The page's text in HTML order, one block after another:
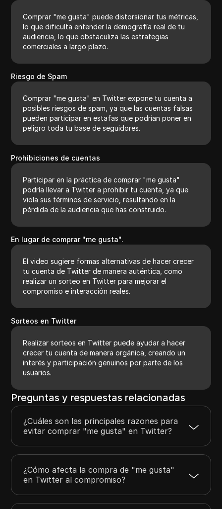
Comprar "me gusta" puede distorsionar tus métricas,
lo que dificulta entender la demografía real de tu
audiencia, lo que obstaculiza las estrategias
comerciales a largo plazo.
Riesgo de Spam
Comprar "me gusta" en Twitter expone tu cuenta a
posibles riesgos de spam, ya que las cuentas falsas
pueden participar en estafas que podrían poner en
peligro toda tu base de seguidores.
Prohibiciones de cuentas
Participar en la práctica de comprar "me gusta"
podría llevar a Twitter a prohibir tu cuenta, ya que
viola sus términos de servicio, resultando en la
pérdida de la audiencia que has construido.
En lugar de comprar "me gusta".
El video sugiere formas alternativas de hacer crecer
tu cuenta de Twitter de manera auténtica, como
realizar un sorteo en Twitter para mejorar el
compromiso e interacción reales.
Sorteos en Twitter
Realizar sorteos en Twitter puede ayudar a hacer
crecer tu cuenta de manera orgánica, creando un
interés y participación genuinos por parte de los
usuarios.
Preguntas y respuestas relacionadas
¿Cuáles son las principales razones para
evitar comprar "me gusta" en Twitter?
¿Cómo afecta la compra de "me gusta"
en Twitter al compromiso?